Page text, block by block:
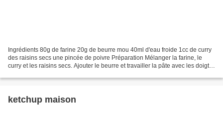
Ingrédients 80g de farine 20g de beurre mou 40ml d'eau froide 1cc de curry
des raisins secs une pincée de poivre Préparation Mélanger la farine, le
curry et les raisins secs. Ajouter le beurre et travailler la pâte avec les doigts.
ketchup maison